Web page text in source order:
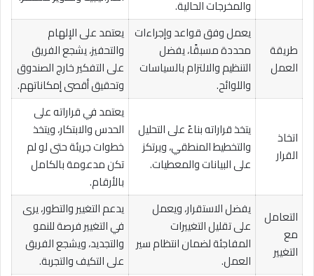
والمخرجات الحالية.
طريقة
العمل
يعمل وفق قواعد وإجراءات
محددة مسبقًا، يفضل
التنظيم والالتزام بالسياسات
واللوائح.
يعتمد على الإلهام
والتحفيز، يشجع الفريق
على التفكير خارج الصندوق
وتحقيق أقصى إمكاناتهم.
اتخاذ
القرار
يتخذ قراراته بناءً على التحليل
والتخطيط المنطقي، ويرتكز
على البيانات والمعطيات.
يعتمد في قراراته على
الحدس والابتكار، ويتخذ
خطوات جريئة حتى لو لم
تكن مدعومة بالكامل
بالأرقام.
التعامل
مع
التغيير
يفضل الاستقرار، ويعمل
على تقليل التغييرات
المفاجئة لضمان انتظام سير
العمل.
يدعم التغيير والتطور، يرى
في التغيير فرصة للنمو
والتجديد، ويشجع الفريق
على التكيف والتجربة.